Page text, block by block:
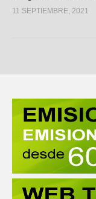
11 SEPTIEMBRE, 2021